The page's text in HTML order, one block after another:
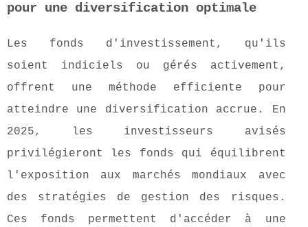
pour une diversification optimale
Les fonds d'investissement, qu'ils
soient indiciels ou gérés activement,
offrent une méthode efficiente pour
atteindre une diversification accrue. En
2025, les investisseurs avisés
privilégieront les fonds qui équilibrent
l'exposition aux marchés mondiaux avec
des stratégies de gestion des risques.
Ces fonds permettent d'accéder à une